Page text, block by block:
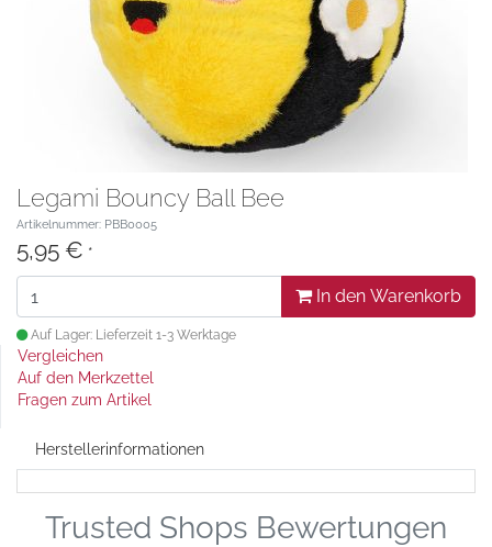
Legami Bouncy Ball Bee
Artikelnummer: PBB0005
5,95 € *
In den Warenkorb
Auf Lager: Lieferzeit 1-3 Werktage
Vergleichen
Auf den Merkzettel
Fragen zum Artikel
Herstellerinformationen
Trusted Shops Bewertungen